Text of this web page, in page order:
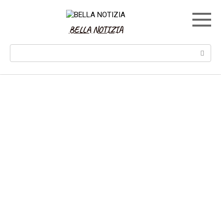
BELLA NOTIZIA
Search: